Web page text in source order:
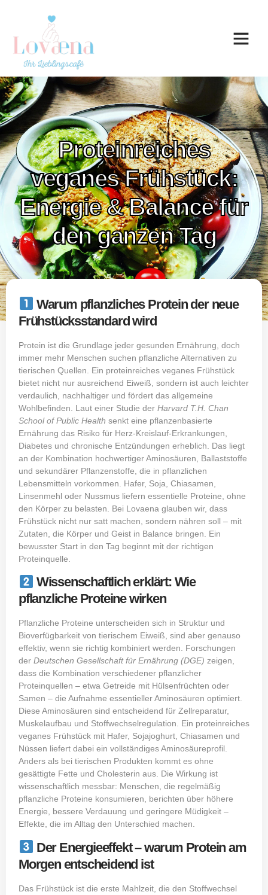
Proteinreiches
veganes Frühstück:
Energie & Balance für
den ganzen Tag
Warum pflanzliches Protein der neue
Frühstücksstandard wird
Protein ist die Grundlage jeder gesunden Ernährung, doch
immer mehr Menschen suchen pflanzliche Alternativen zu
tierischen Quellen. Ein proteinreiches veganes Frühstück
bietet nicht nur ausreichend Eiweiß, sondern ist auch leichter
verdaulich, nachhaltiger und fördert das allgemeine
Wohlbefinden. Laut einer Studie der Harvard T.H. Chan
School of Public Health senkt eine pflanzenbasierte
Ernährung das Risiko für Herz-Kreislauf-Erkrankungen,
Diabetes und chronische Entzündungen erheblich. Das liegt
an der Kombination hochwertiger Aminosäuren, Ballaststoffe
und sekundärer Pflanzenstoffe, die in pflanzlichen
Lebensmitteln vorkommen. Hafer, Soja, Chiasamen,
Linsenmehl oder Nussmus liefern essentielle Proteine, ohne
den Körper zu belasten. Bei Lovaena glauben wir, dass
Frühstück nicht nur satt machen, sondern nähren soll – mit
Zutaten, die Körper und Geist in Balance bringen. Ein
bewusster Start in den Tag beginnt mit der richtigen
Proteinquelle.
Wissenschaftlich erklärt: Wie
pflanzliche Proteine wirken
Pflanzliche Proteine unterscheiden sich in Struktur und
Bioverfügbarkeit von tierischem Eiweiß, sind aber genauso
effektiv, wenn sie richtig kombiniert werden. Forschungen
der Deutschen Gesellschaft für Ernährung (DGE) zeigen,
dass die Kombination verschiedener pflanzlicher
Proteinquellen – etwa Getreide mit Hülsenfrüchten oder
Samen – die Aufnahme essentieller Aminosäuren optimiert.
Diese Aminosäuren sind entscheidend für Zellreparatur,
Muskelaufbau und Stoffwechselregulation. Ein proteinreiches
veganes Frühstück mit Hafer, Sojajoghurt, Chiasamen und
Nüssen liefert dabei ein vollständiges Aminosäureprofil.
Anders als bei tierischen Produkten kommt es ohne
gesättigte Fette und Cholesterin aus. Die Wirkung ist
wissenschaftlich messbar: Menschen, die regelmäßig
pflanzliche Proteine konsumieren, berichten über höhere
Energie, bessere Verdauung und geringere Müdigkeit –
Effekte, die im Alltag den Unterschied machen.
Der Energieeffekt – warum Protein am
Morgen entscheidend ist
Das Frühstück ist die erste Mahlzeit, die den Stoffwechsel